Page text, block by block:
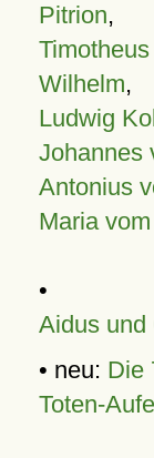
Pitrion,
Wilhelm,
Ludwig
Johannes
Antonius
Maria
•
Aidus und
• neu: Die
Toten-